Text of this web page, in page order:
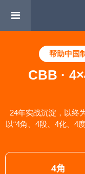
帮助中国
CBB ·
24年实战沉淀，以终
以“4角、4段、4化、4
4角